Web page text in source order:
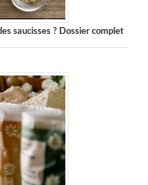
saucisses ? Dossier complet